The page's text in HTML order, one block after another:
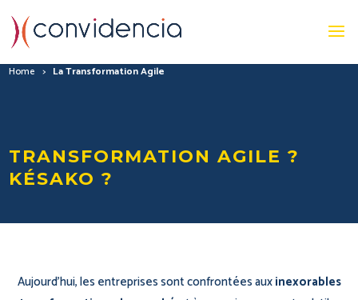
Home > La Transformation Agile
TRANSFORMATION AGILE ?
KÉSAKO ?
Aujourd’hui, les entreprises sont confrontées auxinexorables